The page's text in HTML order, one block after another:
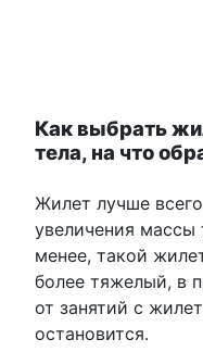
Как выбрать
тела, на что
Жилет лучше
увеличения массы
менее, такой
более тяжелый, в
от занятий с
остановится.